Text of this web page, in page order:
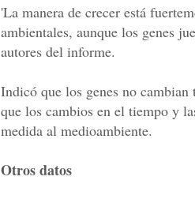
'La manera de crecer está
ambientales, aunque los genes
autores del informe.
Indicó que los genes no
que los cambios en el tiempo y
medida al medioambiente.
Otros datos